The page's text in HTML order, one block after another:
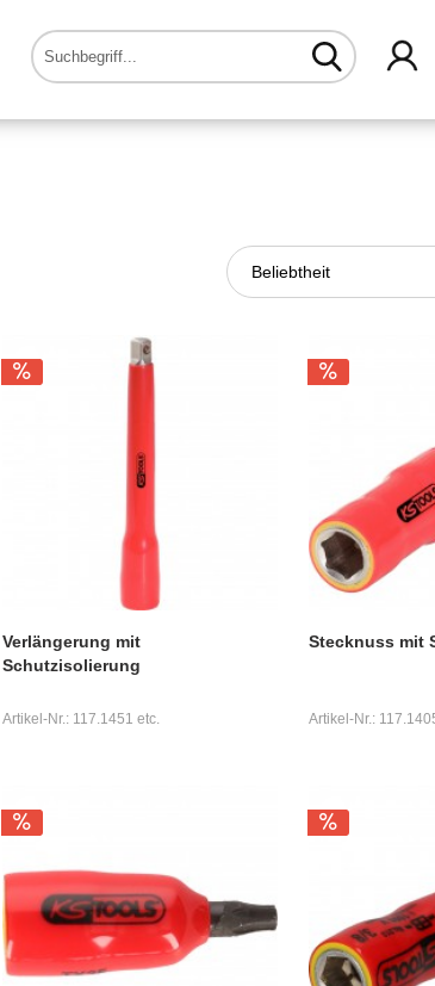
Verlängerung mit
Schutzisolierung
Artikel-Nr.: 117.1451 etc.
Stecknuss mit
Artikel-Nr.: